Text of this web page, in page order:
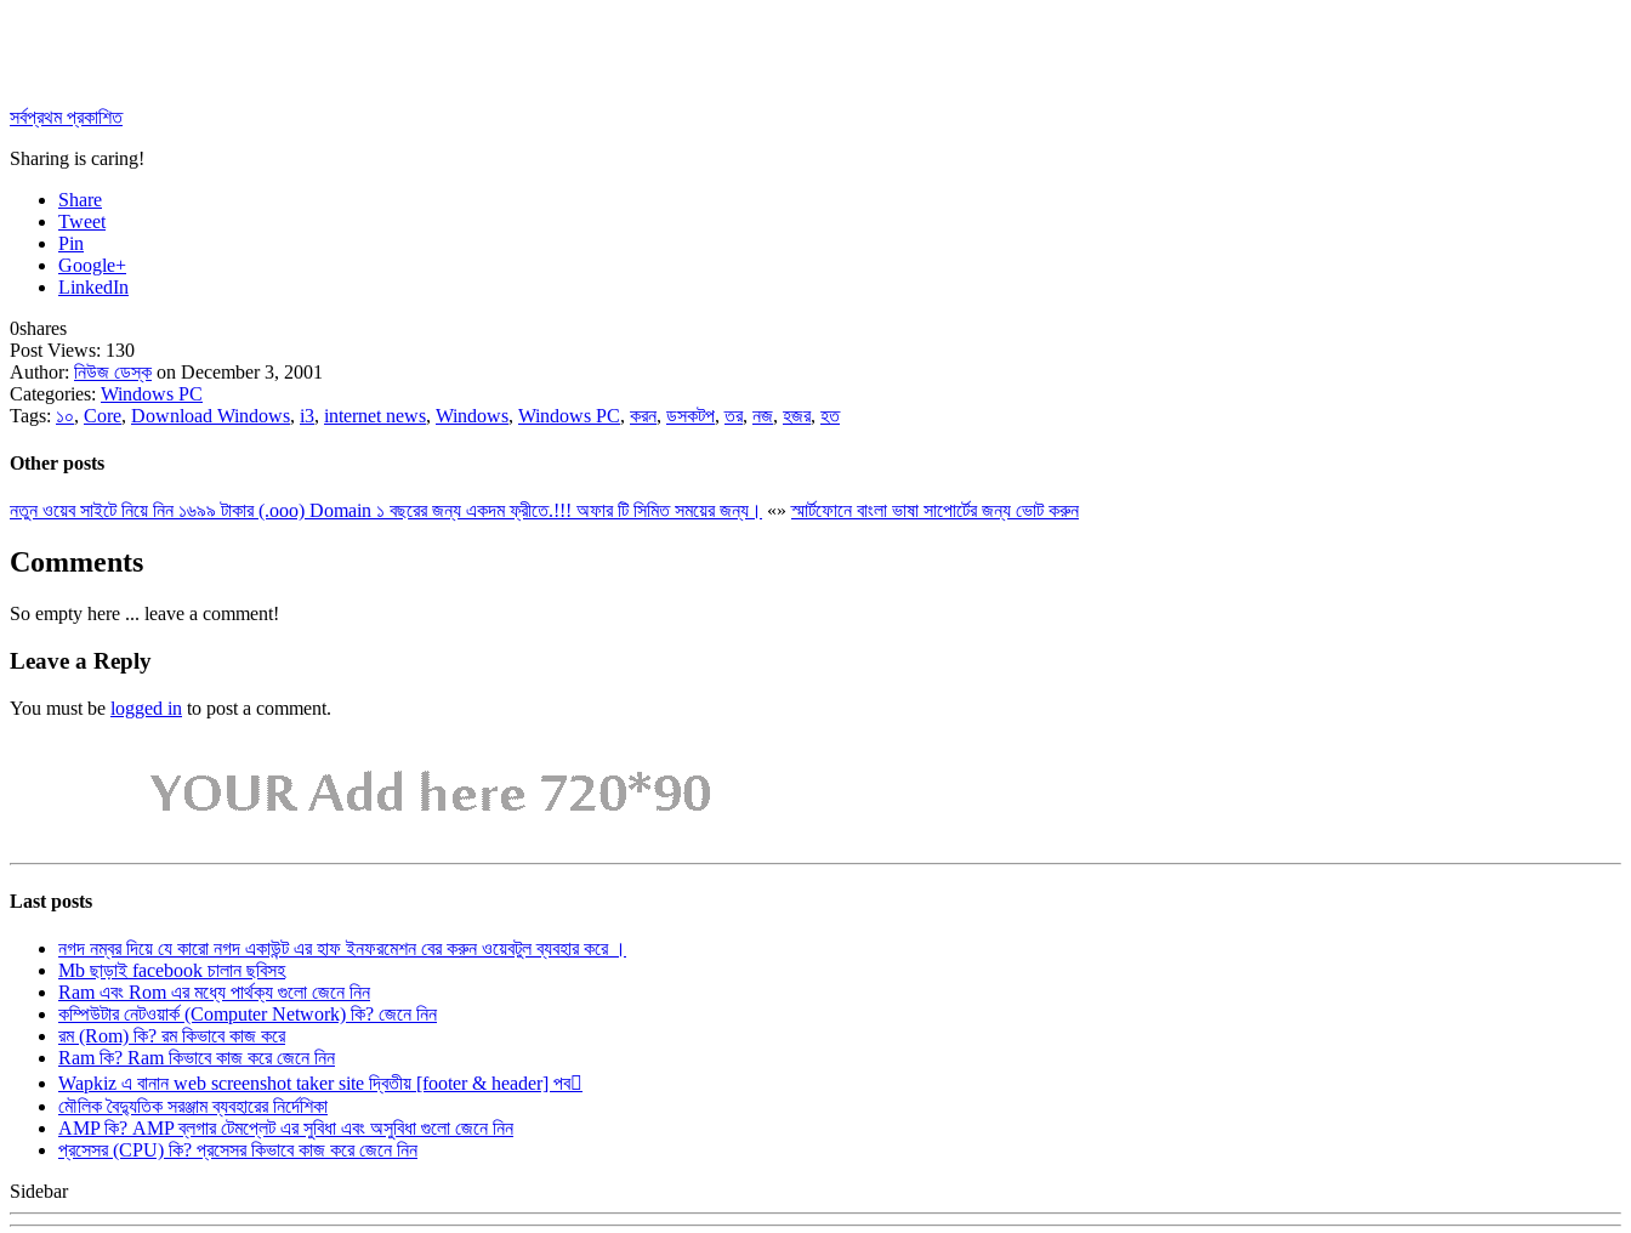
সর্বপ্রথম প্রকাশিত
Sharing is caring!
Share
Tweet
Pin
Google+
LinkedIn
0shares
Post Views: 130
Author: নিউজ ডেস্ক on December 3, 2001
Categories: Windows PC
Tags: ১০, Core, Download Windows, i3, internet news, Windows, Windows PC, করন, ডসকটপ,তর, নজ, হজর, হত
Other posts
নতুন ওয়েব সাইটে নিয়ে নিন ১৬৯৯ টাকার (.ooo) Domain ১ বছরের জন্য একদম ফ্রীতে.!!! অফার টি সিমিত সময়ের জন্য। «»স্মার্টফোনে বাংলা ভাষা সাপোর্টের জন্য ভোট করুন
Comments
So empty here ... leave a comment!
Leave a Reply
You must be logged in to post a comment.
Last posts
নগদ নম্বর দিয়ে যে কারো নগদ একাউন্ট এর হাফ ইনফরমেশন বের করুন ওয়েবটুল ব্যবহার করে ।
Mb ছাড়াই facebook চালান ছবিসহ
Ram এবং Rom এর মধ্যে পার্থক্য গুলো জেনে নিন
কম্পিউটার নেটওয়ার্ক (Computer Network) কি? জেনে নিন
রম (Rom) কি? রম কিভাবে কাজ করে
Ram কি? Ram কিভাবে কাজ করে জেনে নিন
Wapkiz এ বানান web screenshot taker site দ্বিতীয় [footer & header] পব
মৌলিক বৈদ্যুতিক সরঞ্জাম ব্যবহারের নির্দেশিকা
AMP কি? AMP ব্লগার টেমপ্লেট এর সুবিধা এবং অসুবিধা গুলো জেনে নিন
প্রসেসর (CPU) কি? প্রসেসর কিভাবে কাজ করে জেনে নিন
Sidebar